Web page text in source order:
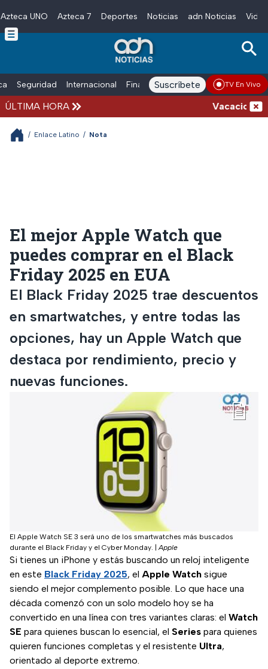
Skip to main content
Azteca UNO Azteca 7 Deportes Noticias adn Noticias
Seguridad Internacional Finanzas adn Noticias Radio
Suscríbete TV En Vivo
ÚLTIMA HORA Vacaciones
/ Enlace Latino / Nota
El mejor Apple Watch que
puedes comprar en el Black
Friday 2025 en EUA
El Black Friday 2025 trae descuentos
en smartwatches, y entre todas las
opciones, hay un Apple Watch que
destaca por rendimiento, precio y
nuevas funciones.
El Apple Watch SE 3 será uno de los smartwatches más buscados
durante el Black Friday y el Cyber Monday. |Apple
Si tienes un iPhone y estás buscando un reloj inteligente
en este Black Friday 2025, el Apple Watch sigue
siendo el mejor complemento posible. Lo que hace una
década comenzó con un solo modelo hoy se ha
convertido en una línea con tres variantes claras: el Watch
SE para quienes buscan lo esencial, el Series para quienes
quieren funciones completas y el resistente Ultra,
orientado al deporte extremo.